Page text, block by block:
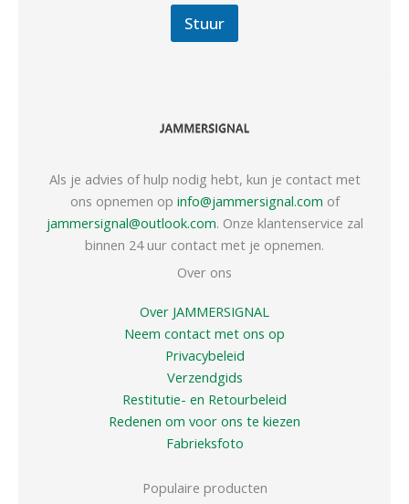
Stuur
Als je advies of hulp nodig hebt, kun je contact met
ons opnemen op info@jammersignal.com of
jammersignal@outlook.com. Onze klantenservice zal
binnen 24 uur contact met je opnemen.
Over ons
Over JAMMERSIGNAL
Neem contact met ons op
Privacybeleid
Verzendgids
Restitutie- en Retourbeleid
Redenen om voor ons te kiezen
Fabrieksfoto
Populaire producten